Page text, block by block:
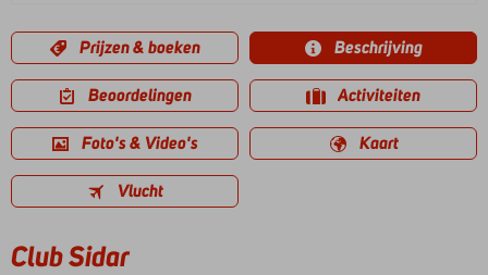
Prijzen & boeken Beschrijving
Beoordelingen Activiteiten
Foto's & Video's Kaart
Vlucht
Club Sidar